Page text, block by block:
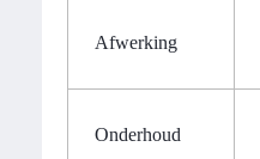
Afwerking
Onderhoud